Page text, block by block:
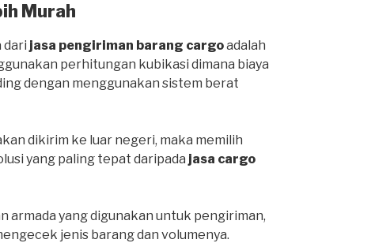
Murah
dari jasa pengiriman barang cargoadalah
perhitungan kubikasi dimana biaya
dengan menggunakan sistem berat
dikirim ke luar negeri, maka memilih
yang paling tepat daripada jasa cargo
armada yang digunakan untuk pengiriman,
jenis barang dan volumenya.